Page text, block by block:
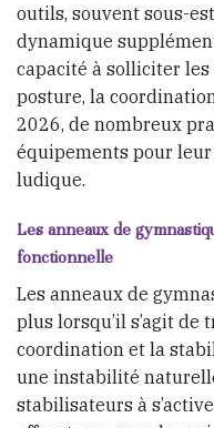
outils, souvent sous-
dynamique
capacité à solliciter
posture, la
2026, de nombreux
équipements pour
ludique.
Les anneaux de
fonctionnelle
Les anneaux de
plus lorsqu’il s’agit de
coordination et la
une instabilité
stabilisateurs à